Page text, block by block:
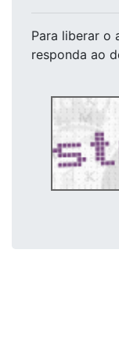
Para liberar o
responda ao